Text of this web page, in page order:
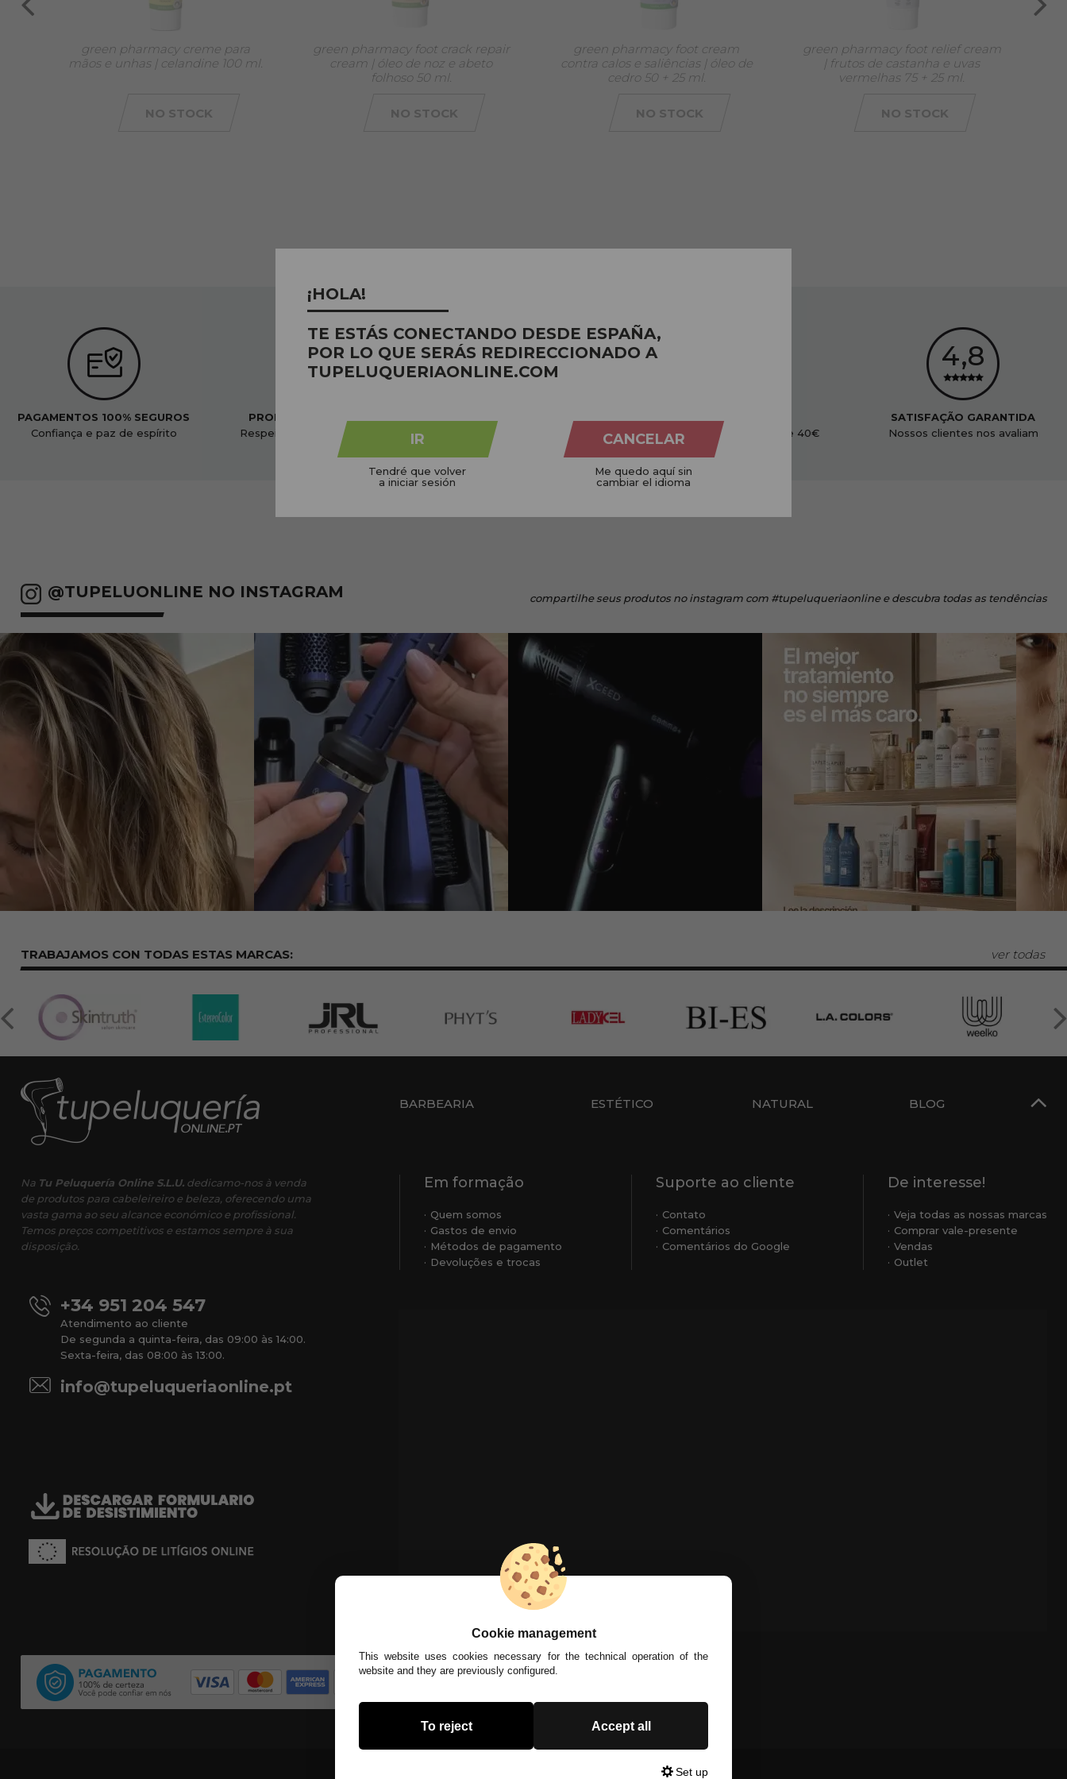
green pharmacy creme para
mãos e unhas | celandine 100 ml.
NO STOCK
green pharmacy foot crack repair
cream | óleo de noz e abeto
folhoso 50 ml.
NO STOCK
green pharmacy foot cream
contra calos e saliências | óleo de
cedro 50 + 25 ml.
NO STOCK
green pharmacy foot relief cream
| frutos de castanha e uvas
vermelhas 75 + 25 ml.
NO STOCK
PAGAMENTOS 100% SEGUROS
Confiança e paz de espírito
PRODUTOS ORGÂNICOS
Respeitoso ao nosso planeta
Não testado em animais
Em pedidos acima de 40€
SATISFAÇÃO GARANTIDA
Nossos clientes nos avaliam
@TUPELUONLINE NO INSTAGRAM compartilheseus produtos no instagramcom #tupeluqueriaonline e descubra todas as tendências
TRABAJAMOS CON TODAS ESTASMARCAS: ver todas
BARBEARIA ESTÉTICO NATURAL BLOG
Na Tu Peluquería Online S.L.U.dedicamo-nos à venda
de produtos para cabeleireiro e beleza, oferecendo uma
vasta gama ao seu alcance económico e profissional.
Temos preços competitivos e estamos sempre à sua
disposição.
+34 951 204 547
Atendimento ao cliente
De segunda a quinta-feira, das 09:00 às 14:00.
Sexta-feira, das 08:00 às 13:00.
info@tupeluqueriaonline.pt
Em formação
Quem somos
Gastos de envio
Métodos de pagamento
Devoluções e trocas
Suporte ao cliente
Contato
Comentários
Comentários do Google
De interesse!
Veja todas as nossas marcas
Comprar vale-presente
Vendas
Outlet
Cookie management
This website uses cookies necessary for the technical operation of the
website and they are previously configured.
To reject Accept all
Set up
¡HOLA!
TE ESTÁS CONECTANDO DESDE ESPAÑA,
POR LO QUE SERÁS REDIRECCIONADO A
TUPELUQUERIAONLINE.COM
IR
Tendré que volver
a iniciar sesión
CANCELAR
Me quedo aquí sin
cambiar el idioma